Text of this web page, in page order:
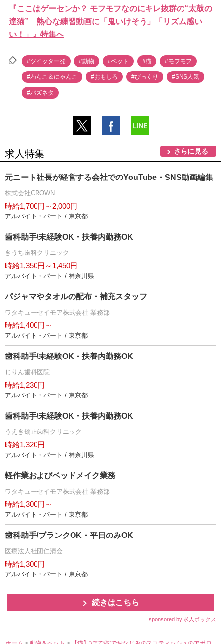
『ここはゲーセンか？ モフモフなのにキレ抜群の“太鼓の
達猫” 熱心な練習動画に「鬼いけそう」「リズム感い
い！」』特集へ
#ツイッター発 #動物 #ペット #猫 #モフモフ
#わんこ＆にゃんこ #おもしろ #びっくり #SNS人気
#バズネタ
求人特集 さらに見る
元ニート社長が経営する会社でのYouTube・SNS動画編集
株式会社CROWN
時給1,700円～2,000円
アルバイト・パート / 東京都
歯科助手/未経験OK・扶養内勤務OK
きうち歯科クリニック
時給1,350円～1,450円
アルバイト・パート / 神奈川県
パジャマやタオルの配布・補充スタッフ
ワタキューセイモア株式会社 業務部
時給1,400円～
アルバイト・パート / 東京都
歯科助手/未経験OK・扶養内勤務OK
じりん歯科医院
時給1,230円
アルバイト・パート / 東京都
歯科助手/未経験OK・扶養内勤務OK
うえき矯正歯科クリニック
時給1,320円
アルバイト・パート / 神奈川県
軽作業およびベッドメイク業務
ワタキューセイモア株式会社 業務部
時給1,300円～
アルバイト・パート / 東京都
歯科助手/ブランクOK・平日のみOK
医療法人社団仁清会
時給1,300円
アルバイト・パート / 東京都
続きはこちら
sponsored by 求人ボックス